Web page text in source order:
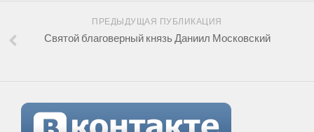
ПРЕДЫДУЩАЯ ПУБЛИКАЦИЯ
Святой благоверный князь Даниил Московский